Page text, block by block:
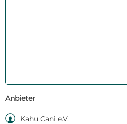
Anbieter

Kahu Cani e.V.